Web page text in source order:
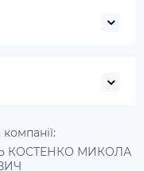
КОСТЕНКО МИКОЛА